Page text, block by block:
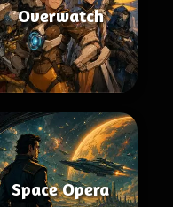
Overwatch
Space Opera